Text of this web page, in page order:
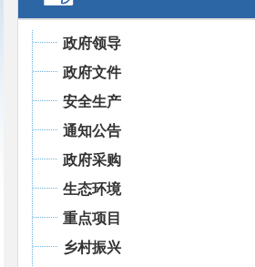
政府领导
政府文件
安全生产
通知公告
政府采购
生态环境
重点项目
乡村振兴